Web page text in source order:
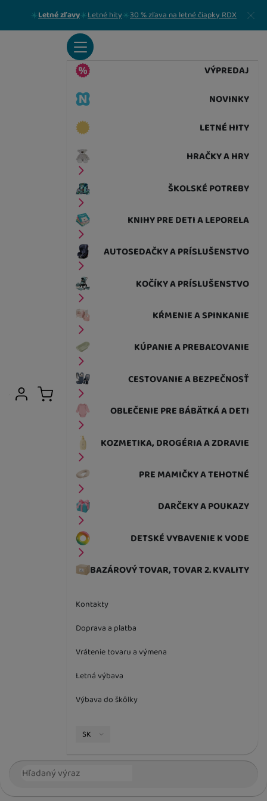
Letné zľavy Letné hity 30 % zľava na letné čiapky RDX Zavrieť
VÝPREDAJ
NOVINKY
LETNÉ HITY
HRAČKY A HRY
ŠKOLSKÉ POTREBY
KNIHY PRE DETI A LEPORELA
AUTOSEDAČKY A PRÍSLUŠENSTVO
KOČÍKY A PRÍSLUŠENSTVO
KŔMENIE A SPINKANIE
KÚPANIE A PREBAĽOVANIE
CESTOVANIE A BEZPEČNOSŤ
OBLEČENIE PRE BÁBÄTKÁ A DETI
KOZMETIKA, DROGÉRIA A ZDRAVIE
PRE MAMIČKY A TEHOTNÉ
DARČEKY A POUKAZY
DETSKÉ VYBAVENIE K VODE
BAZÁROVÝ TOVAR, TOVAR 2. KVALITY
Kontakty
Doprava a platba
Vrátenie tovaru a výmena
Letná výbava
Výbava do škôlky
Jazyková verzia
SK
Vyhľadávanie
Užívateľská sekcia
Prihlásiť sa
Košík